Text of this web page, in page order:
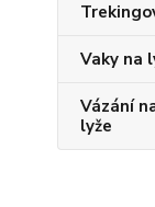
Vaky na
Vázání
lyže